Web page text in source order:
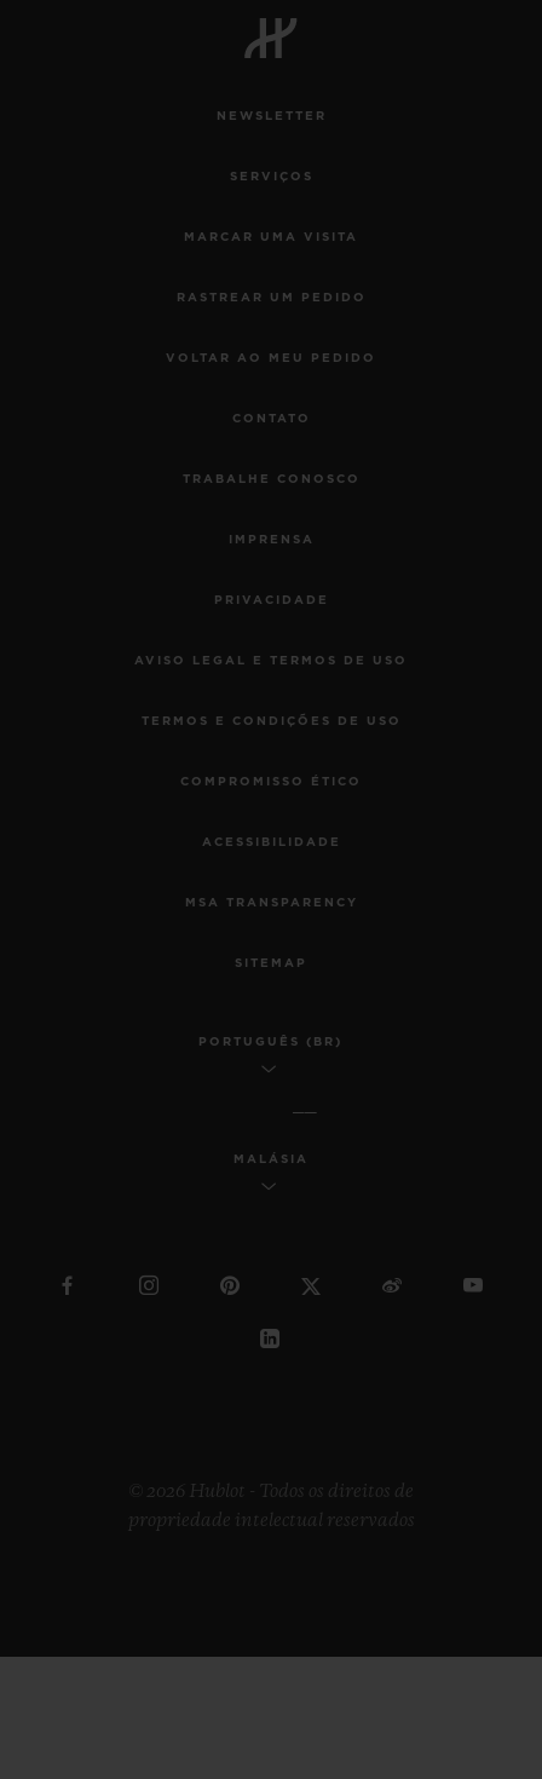
NEWSLETTER
SERVIÇOS
MARCAR UMA VISITA
RASTREAR UM PEDIDO
VOLTAR AO MEU PEDIDO
CONTATO
TRABALHE CONOSCO
IMPRENSA
PRIVACIDADE
AVISO LEGAL E TERMOS DE USO
TERMOS E CONDIÇÕES DE USO
COMPROMISSO ÉTICO
ACESSIBILIDADE
MSA TRANSPARENCY
SITEMAP
PORTUGUÊS (BR)
MALÁSIA
© 2026 Hublot - Todos os direitos de
propriedade intelectual reservados